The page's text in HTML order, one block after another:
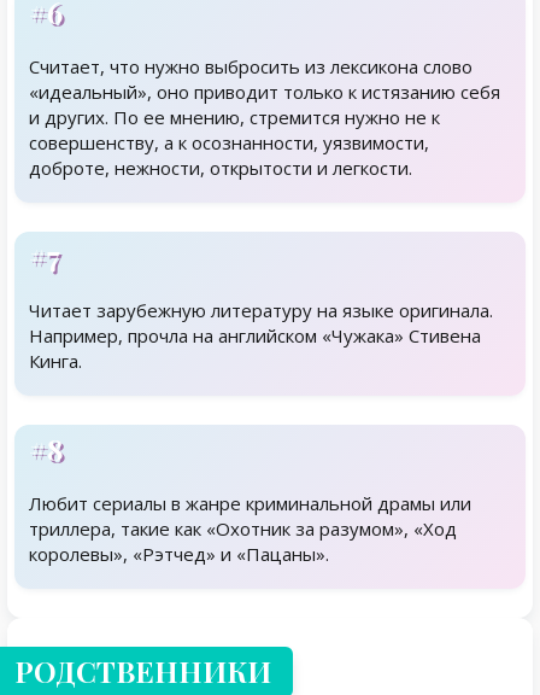
#6
Считает, что нужно выбросить из лексикона слово
«идеальный», оно приводит только к истязанию себя
и других. По ее мнению, стремится нужно не к
совершенству, а к осознанности, уязвимости,
доброте, нежности, открытости и легкости.
#7
Читает зарубежную литературу на языке оригинала.
Например, прочла на английском «Чужака» Стивена
Кинга.
#8
Любит сериалы в жанре криминальной драмы или
триллера, такие как «Охотник за разумом», «Ход
королевы», «Рэтчед» и «Пацаны».
Родственники
РОДСТВЕННИКИ